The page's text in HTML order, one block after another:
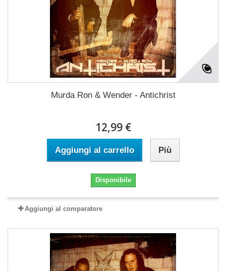
Murda Ron & Wender - Antichrist
12,99 €
Aggiungi al carrello Più
Disponibile
Aggiungi al comparatore